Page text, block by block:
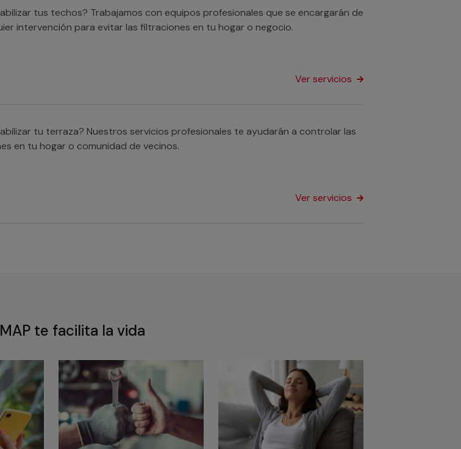
tus techos? Trabajamos con equipos profesionales que se encargarán de
intervención para evitar las filtraciones en tu hogar o negocio.
Ver servicios
tu terraza? Nuestros servicios profesionales te ayudarán a controlar las
en tu hogar o comunidad de vecinos.
Ver servicios
te facilita la vida